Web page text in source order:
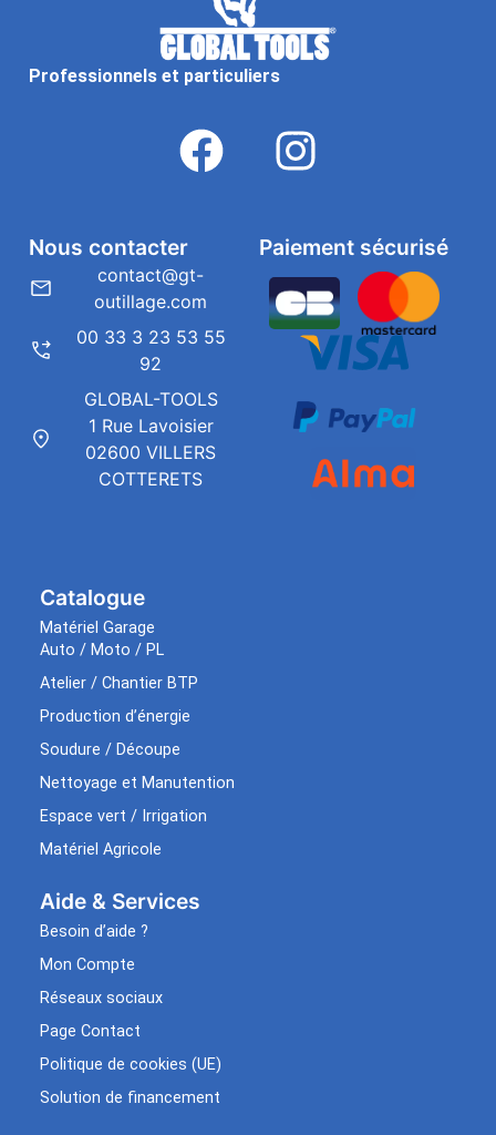
Professionnels et particuliers
Catalogue
Matériel Garage
Auto / Moto / PL
Atelier / Chantier BTP
Production d’énergie
Soudure / Découpe
Nettoyage et Manutention
Espace vert / Irrigation
Matériel Agricole
Aide & Services​
Besoin d’aide ?
Mon Compte
Réseaux sociaux
Page Contact
Politique de cookies (UE)
Solution de financement
Paiement sécurisé
Nous contacter
contact@gt-
outillage.com
00 33 3 23 53 55
92
GLOBAL-TOOLS
1 Rue Lavoisier
02600 VILLERS
COTTERETS